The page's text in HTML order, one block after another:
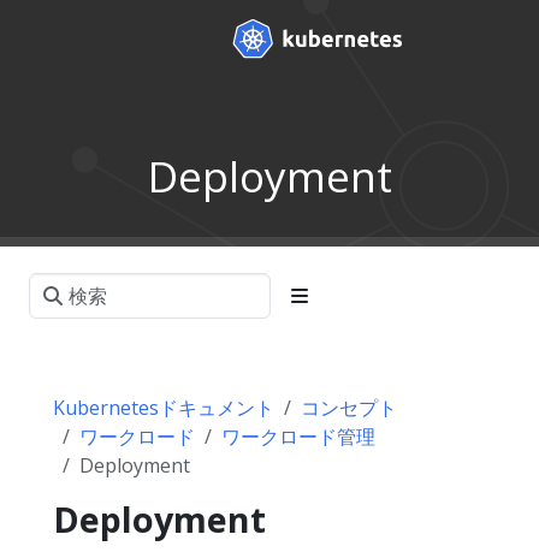
Deployment
Kubernetesドキュメント
コンセプト
ワークロード
ワークロード管理
Deployment
Deployment